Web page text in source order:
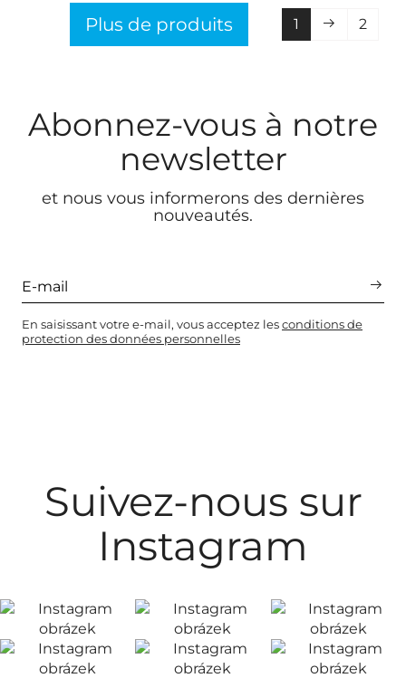
Plus de produits 1 2
Abonnez-vous à notre
newsletter
et nous vous informerons des dernières
nouveautés.
En saisissant votre e-mail, vous acceptez lesconditions de
protection des données personnelles
Suivez-nous sur
Instagram